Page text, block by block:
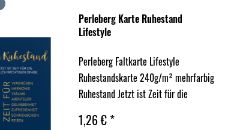
Perleberg Karte Ruhestand
Lifestyle
Perleberg Faltkarte Lifestyle
Ruhestandskarte 240g/m² mehrfarbig
Ruhestand Jetzt ist Zeit für die
1,26 € *